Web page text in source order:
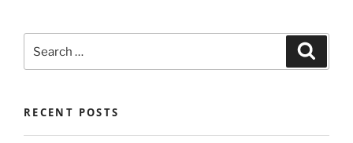
for:
RECENT POSTS